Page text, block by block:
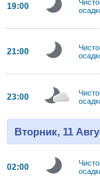
19:00
21:00
23:00
Вторник, 11
02:00